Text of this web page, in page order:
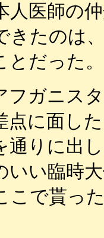
人医師の
きたのは
だった。
フガニス
点に面し
通りに出
いい臨時
こで貰っ